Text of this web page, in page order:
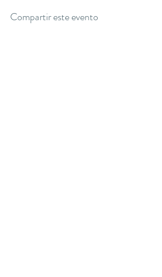
Compartir este evento